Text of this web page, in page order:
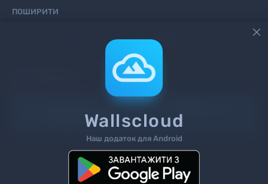
ПОШИРИТИ
зареєструйтесь
Пошук Теги Контакти

Wallscloud
Наш додаток для Android